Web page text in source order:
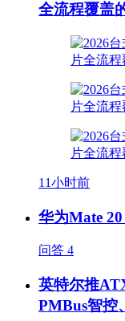
全流程覆盖
11小时前
华为Mate
问答 4
英特尔推
PMBus智控